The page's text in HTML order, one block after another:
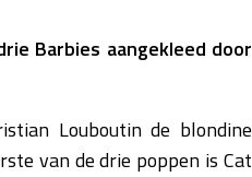
Barbies aangekleed door
Louboutin de blondine
van de drie poppen is Cat